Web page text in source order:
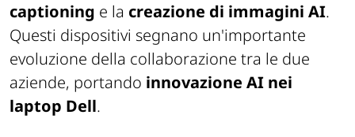
captioning e la creazione di immagini AI.
Questi dispositivi segnano un'importante
evoluzione della collaborazione tra le due
aziende, portando innovazione AI nei
laptop Dell.